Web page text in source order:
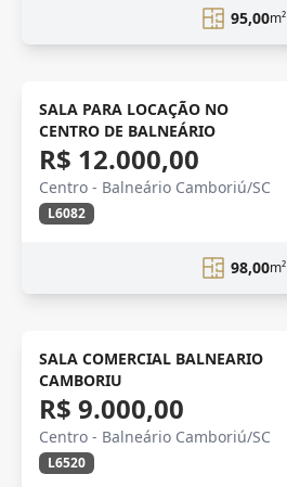
95,00m²
NOVIDADE
SALA PARA LOCAÇÃO NO
CENTRO DE BALNEÁRIO
R$ 12.000,00
Centro - Balneário Camboriú/SC
L6082
98,00m²
LOCAÇÃO
SALA COMERCIAL BALNEARIO
CAMBORIU
R$ 9.000,00
Centro - Balneário Camboriú/SC
L6520